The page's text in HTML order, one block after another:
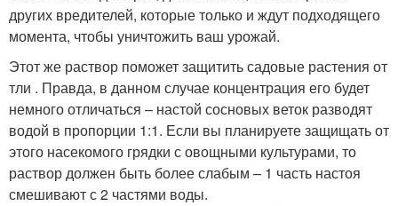
других вредителей, которые только и ждут подходящего
момента, чтобы уничтожить ваш урожай.
Этот же раствор поможет защитить садовые растения от
тли . Правда, в данном случае концентрация его будет
немного отличаться – настой сосновых веток разводят
водой в пропорции 1:1. Если вы планируете защищать от
этого насекомого грядки с овощными культурами, то
раствор должен быть более слабым – 1 часть настоя
смешивают с 2 частями воды.